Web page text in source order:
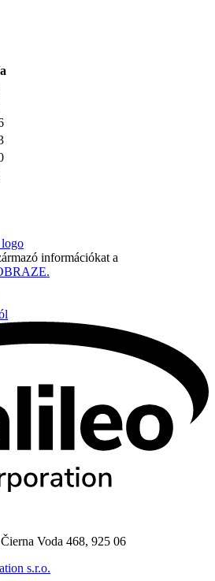
információkat a
Voda 468, 925 06
s.r.o.